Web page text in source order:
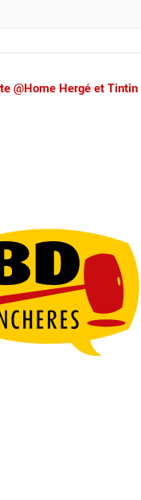
@Home Hergé et Tintin